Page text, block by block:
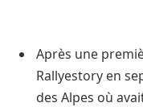
Après une
Rallyestory en
des Alpes où